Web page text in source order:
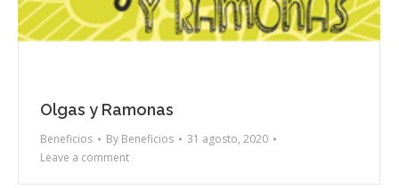
Olgas y Ramonas
Beneficios By Beneficios
31 agosto, 2020
Leave a comment